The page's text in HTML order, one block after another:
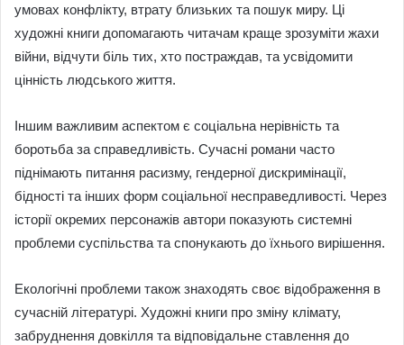
умовах конфлікту, втрату близьких та пошук миру. Ці
художні книги допомагають читачам краще зрозуміти жахи
війни, відчути біль тих, хто постраждав, та усвідомити
цінність людського життя.
Іншим важливим аспектом є соціальна нерівність та
боротьба за справедливість. Сучасні романи часто
піднімають питання расизму, гендерної дискримінації,
бідності та інших форм соціальної несправедливості. Через
історії окремих персонажів автори показують системні
проблеми суспільства та спонукають до їхнього вирішення.
Екологічні проблеми також знаходять своє відображення в
сучасній літературі. Художні книги про зміну клімату,
забруднення довкілля та відповідальне ставлення до